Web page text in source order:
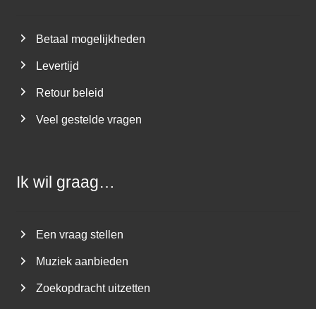
Betaal mogelijkheden
Levertijd
Retour beleid
Veel gestelde vragen
Ik wil graag…
Een vraag stellen
Muziek aanbieden
Zoekopdracht uitzetten